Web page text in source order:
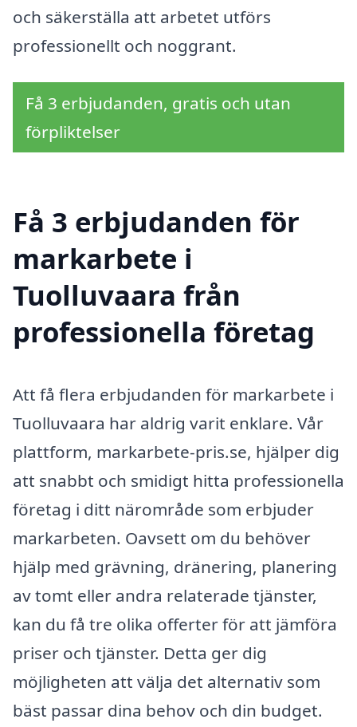
och säkerställa att arbetet utförs
professionellt och noggrant.
Få 3 erbjudanden, gratis och utan
förpliktelser
Få 3 erbjudanden för
markarbete i
Tuolluvaara från
professionella företag
Att få flera erbjudanden för markarbete i
Tuolluvaara har aldrig varit enklare. Vår
plattform, markarbete-pris.se, hjälper dig
att snabbt och smidigt hitta professionella
företag i ditt närområde som erbjuder
markarbeten. Oavsett om du behöver
hjälp med grävning, dränering, planering
av tomt eller andra relaterade tjänster,
kan du få tre olika offerter för att jämföra
priser och tjänster. Detta ger dig
möjligheten att välja det alternativ som
bäst passar dina behov och din budget.